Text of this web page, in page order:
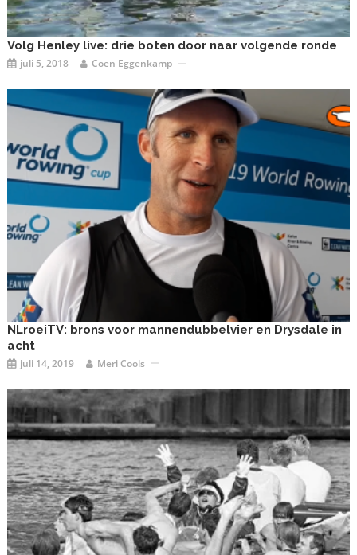
Volg Henley live: drie boten door naar volgende ronde
juli 5, 2018 Coen Eggenkamp
NLroeiTV: brons voor mannendubbelvier en Drysdale in
acht
juli 14, 2019 Meri Cools